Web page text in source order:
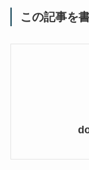
この記事を